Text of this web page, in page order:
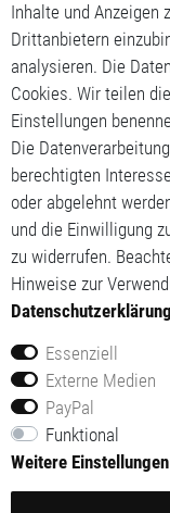
AGB
Mein Konto
Mein
Meine
© 2014-2026
Alle Preise
Inhalte und Anzeigen
Drittanbietern
analysieren. Die
Cookies. Wir teilen
Einstellungen
Die
berechtigten
oder abgelehnt
und die Einwilligung
zu widerrufen.
Hinweise zur
Daten­schutz­erklärung
Essenziell
Externe Medien
PayPal
Funktional
Weitere Einstellungen